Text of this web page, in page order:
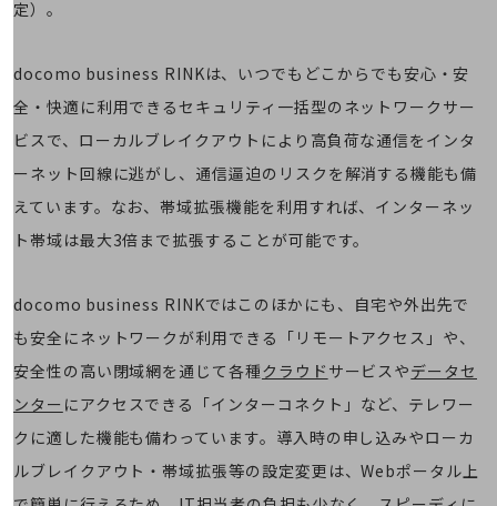
会社案内パンフレット
ニュースリリース
地域からの発表
重要なお知らせ
サステナビリティTOP
NTTドコモビジネスグループのサステナビリティ
サステナビリティレポート
ダイバーシティ
経営情報
定）。
docomo business RINKは、いつでもどこからでも安心・安
全・快適に利用できるセキュリティ一括型のネットワークサー
ビスで、ローカルブレイクアウトにより高負荷な通信をインタ
ーネット回線に逃がし、通信逼迫のリスクを解消する機能も備
えています。なお、帯域拡張機能を利用すれば、インターネッ
ト帯域は最大3倍まで拡張することが可能です。
docomo business RINKではこのほかにも、自宅や外出先で
も安全にネットワークが利用できる「リモートアクセス」や、
安全性の高い閉域網を通じて各種クラウド サービスやデータセ
ンター にアクセスできる「インターコネクト」など、テレワー
クに適した機能も備わっています。導入時の申し込みやローカ
ルブレイクアウト・帯域拡張等の設定変更は、Webポータル上